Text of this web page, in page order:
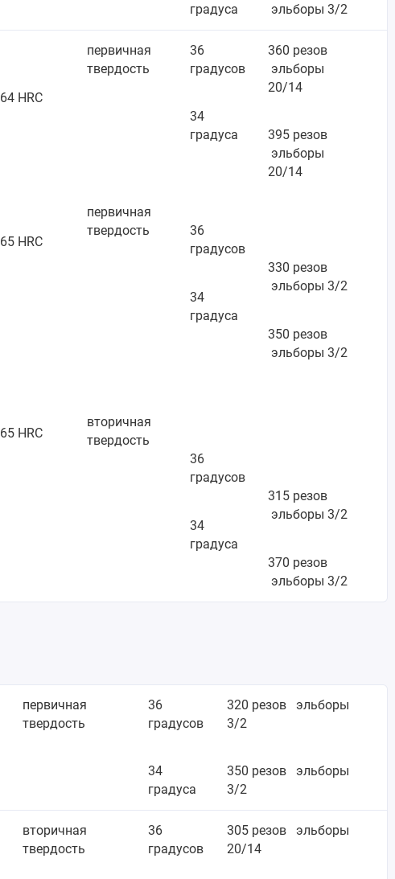
градуса
эльборы 3/2
64 HRC
65 HRC
65 HRC
первичная
твердость
первичная
твердость
вторичная
твердость
36
градусов
34
градуса
36
градусов
34
градуса
36
градусов
34
градуса
360 резов
эльборы
20/14
395 резов
эльборы
20/14
330 резов
эльборы 3/2
350 резов
эльборы 3/2
315 резов
эльборы 3/2
370 резов
эльборы 3/2
первичная
твердость
36
градусов
34
градуса
320 резов эльборы
3/2
350 резов эльборы
3/2
вторичная
твердость
36
градусов
305 резов
эльборы
20/14